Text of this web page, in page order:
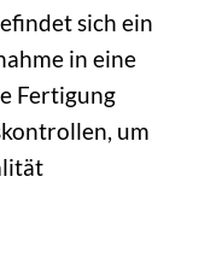
sich ein
in eine
Fertigung
um